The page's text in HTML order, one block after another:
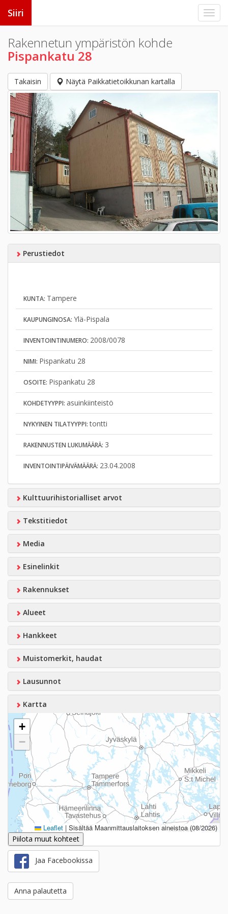
Siiri
Rakennetun ympäristön kohde
Pispankatu 28
Takaisin Näytä Paikkatietoikkunan kartalla
Perustiedot
KUNTA: Tampere
KAUPUNGINOSA: Ylä-Pispala
INVENTOINTINUMERO: 2008/0078
NIMI: Pispankatu 28
OSOITE: Pispankatu 28
KOHDETYYPPI: asuinkiinteistö
NYKYINEN TILATYYPPI:tontti
RAKENNUSTEN LUKUMÄÄRÄ: 3
INVENTOINTIPÄIVÄMÄÄRÄ: 23.04.2008
Kulttuurihistorialliset arvot
Tekstitiedot
Media
Esinelinkit
Rakennukset
Alueet
Hankkeet
Muistomerkit, haudat
Lausunnot
Kartta
+
−
Leaflet | Sisältää Maanmittauslaitoksen aineistoa (08/2026)
Piilota muut kohteet
Jaa Facebookissa
Anna palautetta